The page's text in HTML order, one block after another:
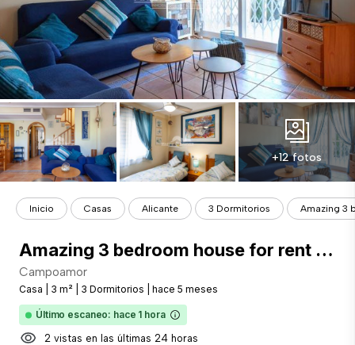
+12 fotos
Inicio Casas Alicante 3 Dormitorios Amazing 3
Amazing 3 bedroom house for rent in Campoamor
Campoamor
Casa 3 m² 3 Dormitorios hace 5 meses
Último escaneo: hace 1 hora
2 vistas en las últimas 24 horas